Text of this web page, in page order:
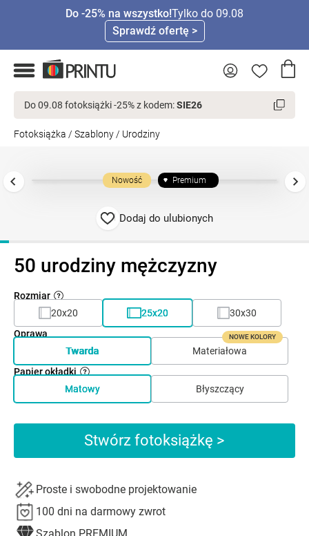
Do -25% na wszystko!Tylko do 09.08
Sprawdź ofertę >
Do 09.08 fotoksiążki -25% z kodem:SIE26
Fotoksiążka / Szablony / Urodziny
Nowość Premium
Dodaj do ulubionych
50 urodziny mężczyzny
Rozmiar
20x20
25x20
30x30
Oprawa
Twarda
Materiałowa
NOWE KOLORY
Papier okładki
Matowy
Błyszczący
Stwórz fotoksiążkę >
Proste i swobodne projektowanie
100 dni na darmowy zwrot